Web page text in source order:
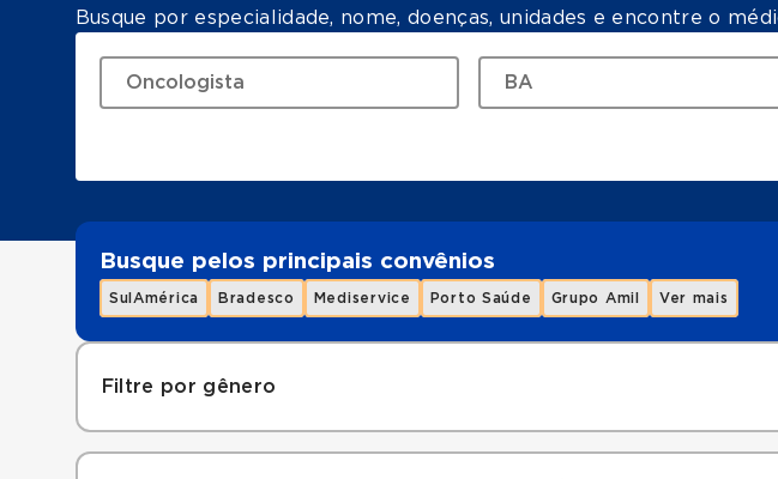
Busque por especialidade, nome, doenças, unidades e encontre o
Busque pelos principais convênios
SulAmérica Bradesco Mediservice Porto Saúde Grupo Amil Ver mais
Filtre por gênero